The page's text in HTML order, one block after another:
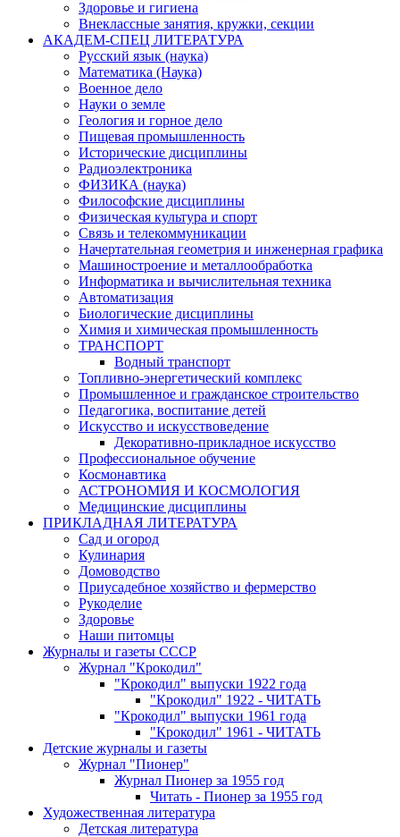
Здоровье и гигиена
Внеклассные занятия, кружки, секции
АКАДЕМ-СПЕЦ ЛИТЕРАТУРА
Русский язык (наука)
Математика (Наука)
Военное дело
Науки о земле
Геология и горное дело
Пищевая промышленность
Исторические дисциплины
Радиоэлектроника
ФИЗИКА (наука)
Философские дисциплины
Физическая культура и спорт
Связь и телекоммуникации
Начертательная геометрия и инженерная графика
Машиностроение и металлообработка
Информатика и вычислительная техника
Автоматизация
Биологические дисциплины
Химия и химическая промышленность
ТРАНСПОРТ
Водный транспорт
Топливно-энергетический комплекс
Промышленное и гражданское строительство
Педагогика, воспитание детей
Искусство и искусствоведение
Декоративно-прикладное искусство
Профессиональное обучение
Космонавтика
АСТРОНОМИЯ И КОСМОЛОГИЯ
Медицинские дисциплины
ПРИКЛАДНАЯ ЛИТЕРАТУРА
Сад и огород
Кулинария
Домоводство
Приусадебное хозяйство и фермерство
Рукоделие
Здоровье
Наши питомцы
Журналы и газеты СССР
Журнал "Крокодил"
"Крокодил" выпуски 1922 года
"Крокодил" 1922 - ЧИТАТЬ
"Крокодил" выпуски 1961 года
"Крокодил" 1961 - ЧИТАТЬ
Детские журналы и газеты
Журнал "Пионер"
Журнал Пионер за 1955 год
Читать - Пионер за 1955 год
Художественная литература
Детская литература